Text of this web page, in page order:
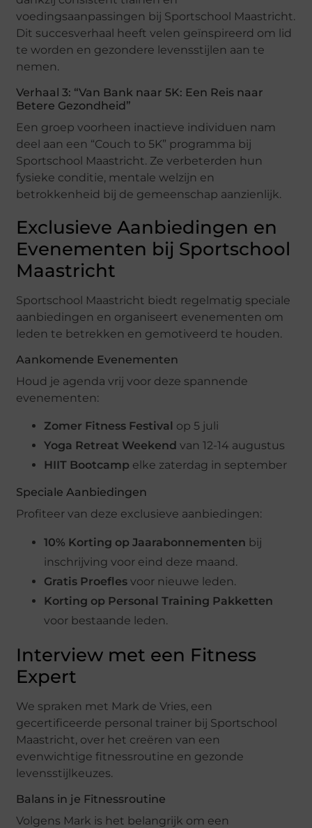
voedingsaanpassingen bij Sportschool Maastricht.
Dit succesverhaal heeft velen geïnspireerd om lid
te worden en gezondere levensstijlen aan te
nemen.
Verhaal 3: “Van Bank naar 5K: Een Reis naar
Betere Gezondheid”
Een groep voorheen inactieve individuen nam
deel aan een “Couch to 5K” programma bij
Sportschool Maastricht. Ze verbeterden hun
fysieke conditie, mentale welzijn en
betrokkenheid bij de gemeenschap aanzienlijk.
Exclusieve Aanbiedingen en
Evenementen bij Sportschool
Maastricht
Sportschool Maastricht biedt regelmatig speciale
aanbiedingen en organiseert evenementen om
leden te betrekken en gemotiveerd te houden.
Aankomende Evenementen
Houd je agenda vrij voor deze spannende
evenementen:
Zomer Fitness Festival op 5 juli
Yoga Retreat Weekend van 12-14 augustus
HIIT Bootcamp elke zaterdag in september
Speciale Aanbiedingen
Profiteer van deze exclusieve aanbiedingen:
10% Korting op Jaarabonnementen bij
inschrijving voor eind deze maand.
Gratis Proefles voor nieuwe leden.
Korting op Personal Training Pakketten
voor bestaande leden.
Interview met een Fitness
Expert
We spraken met Mark de Vries, een
gecertificeerde personal trainer bij Sportschool
Maastricht, over het creëren van een
evenwichtige fitnessroutine en gezonde
levensstijlkeuzes.
Balans in je Fitnessroutine
Volgens Mark is het belangrijk om een